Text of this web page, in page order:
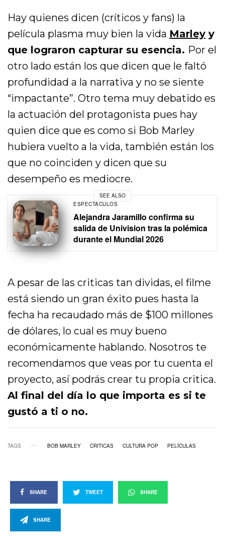
Hay quienes dicen (críticos y fans) la
película plasma muy bien la vida Marley y
que lograron capturar su esencia. Por el
otro lado están los que dicen que le faltó
profundidad a la narrativa y no se siente
“impactante”. Otro tema muy debatido es
la actuación del protagonista pues hay
quien dice que es como si Bob Marley
hubiera vuelto a la vida, también están los
que no coinciden y dicen que su
desempeño es mediocre.
SEE ALSO
ESPECTÁCULOS
Alejandra Jaramillo confirma su
salida de Univision tras la polémica
durante el Mundial 2026
A pesar de las criticas tan dividas, el filme
está siendo un gran éxito pues hasta la
fecha ha recaudado más de $100 millones
de dólares, lo cual es muy bueno
económicamente hablando. Nosotros te
recomendamos que veas por tu cuenta el
proyecto, así podrás crear tu propia critica.
Al final del día lo que importa es si te
gustó a ti o no.
TAGS BOB MARLEY CRITICAS CULTURA POP PELÍCULAS
SHARE TWEET SHARE
SHARE